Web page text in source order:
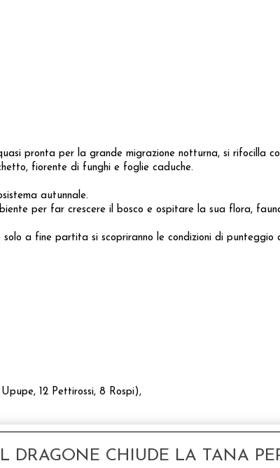
pronta per la grande migrazione notturna, si rifocilla
fiorente di funghi e foglie caduche.
autunnale.
per far crescere il bosco e ospitare la sua flora,
a fine partita si scopriranno le condizioni di punteggio
12 Pettirossi, 8 Rospi),
prodotto, hanno scelto anche
DRAGONE CHIUDE LA TANA